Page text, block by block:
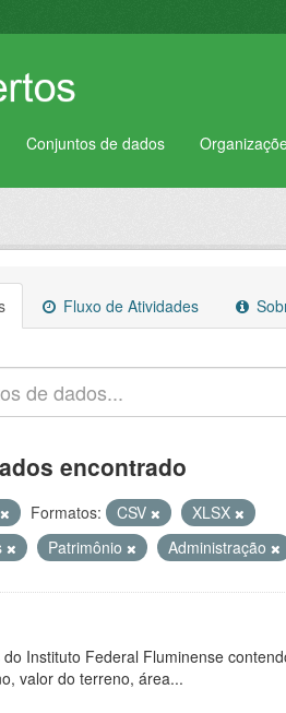
Conjuntos de dados
Fluxo de Atividades
encontrado
Formatos: CSV
XLSX
Patrimônio Administração
Instituto Federal Fluminense
valor do terreno, área...